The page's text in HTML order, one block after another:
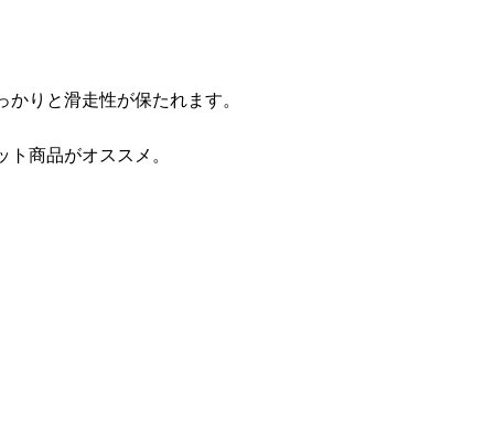
りと滑走性が保たれます。
商品がオススメ。